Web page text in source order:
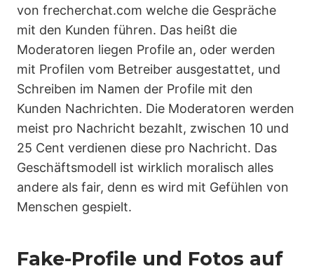
von frecherchat.com welche die Gespräche
mit den Kunden führen. Das heißt die
Moderatoren liegen Profile an, oder werden
mit Profilen vom Betreiber ausgestattet, und
Schreiben im Namen der Profile mit den
Kunden Nachrichten. Die Moderatoren werden
meist pro Nachricht bezahlt, zwischen 10 und
25 Cent verdienen diese pro Nachricht. Das
Geschäftsmodell ist wirklich moralisch alles
andere als fair, denn es wird mit Gefühlen von
Menschen gespielt.
Fake-Profile und Fotos auf